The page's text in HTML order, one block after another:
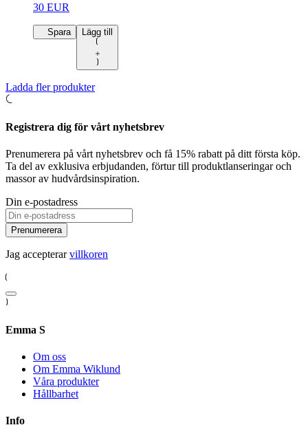
30 EUR
Spara Lägg till
Ladda fler produkter
Registrera dig för vårt nyhetsbrev
Prenumerera på vårt nyhetsbrev och få 15% rabatt på ditt första köp.
Ta del av exklusiva erbjudanden, förtur till produktlanseringar och
massor av hudvårdsinspiration.
Din e-postadress
Prenumerera
Jag accepterarvillkoren
Emma S
Om oss
Om Emma Wiklund
Våra produkter
Hållbarhet
Info